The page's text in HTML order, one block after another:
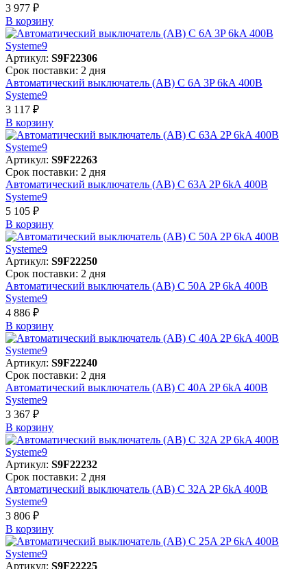
3 977 ₽
В корзинy
Артикул: S9F22306
Срок поставки: 2 дня
Автоматический выключатель (АВ) C 6A 3P 6kA 400В
Systeme9
3 117 ₽
В корзинy
Артикул: S9F22263
Срок поставки: 2 дня
Автоматический выключатель (АВ) C 63A 2P 6kA 400В
Systeme9
5 105 ₽
В корзинy
Артикул: S9F22250
Срок поставки: 2 дня
Автоматический выключатель (АВ) C 50A 2P 6kA 400В
Systeme9
4 886 ₽
В корзинy
Артикул: S9F22240
Срок поставки: 2 дня
Автоматический выключатель (АВ) C 40A 2P 6kA 400В
Systeme9
3 367 ₽
В корзинy
Артикул: S9F22232
Срок поставки: 2 дня
Автоматический выключатель (АВ) C 32A 2P 6kA 400В
Systeme9
3 806 ₽
В корзинy
Артикул: S9F22225